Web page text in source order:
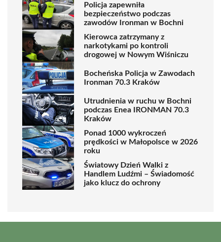
Policja zapewniła
bezpieczeństwo podczas
zawodów Ironman w Bochni
Kierowca zatrzymany z
narkotykami po kontroli
drogowej w Nowym Wiśniczu
Bocheńska Policja w Zawodach
Ironman 70.3 Kraków
Utrudnienia w ruchu w Bochni
podczas Enea IRONMAN 70.3
Kraków
Ponad 1000 wykroczeń
prędkości w Małopolsce w 2026
roku
Światowy Dzień Walki z
Handlem Ludźmi – Świadomość
jako klucz do ochrony